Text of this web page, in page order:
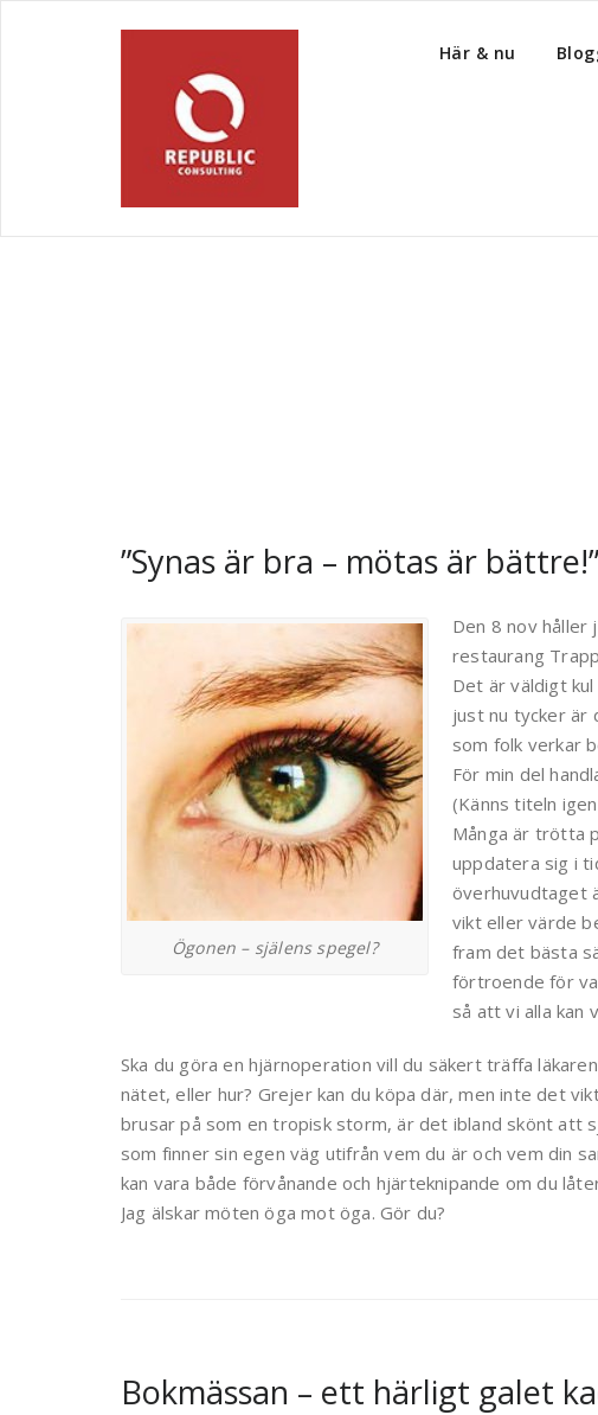
Här & nu
”Synas är bra – mötas är bättre!”
Ögonen – själens spegel?
Den 8 nov håller
restaurang
Det är väldigt
just nu tycker är
som folk verkar
För min del
(Känns titeln
Många är trötta
uppdatera sig i
överhuvudtaget
vikt eller värde
fram det bästa
förtroende för
så att vi alla kan
Ska du göra en hjärnoperation vill du säkert träffa
nätet, eller hur? Grejer kan du köpa där, men inte det
brusar på som en tropisk storm, är det ibland skönt att
som finner sin egen väg utifrån vem du är och vem din
kan vara både förvånande och hjärteknipande om du
Jag älskar möten öga mot öga. Gör du?
Bokmässan – ett härligt galet